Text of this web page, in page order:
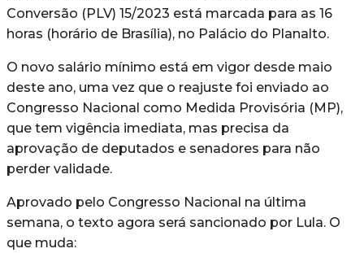
Conversão (PLV) 15/2023 está marcada para as 16
horas (horário de Brasília), no Palácio do Planalto.
O novo salário mínimo está em vigor desde maio
deste ano, uma vez que o reajuste foi enviado ao
Congresso Nacional como Medida Provisória (MP),
que tem vigência imediata, mas precisa da
aprovação de deputados e senadores para não
perder validade.
Aprovado pelo Congresso Nacional na última
semana, o texto agora será sancionado por Lula. O
que muda: